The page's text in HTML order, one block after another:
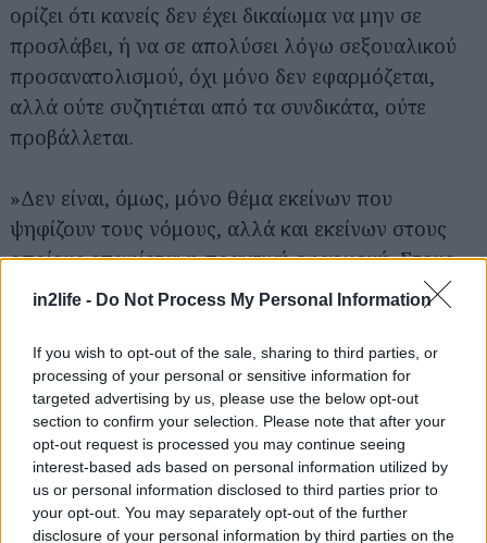
in2life - Do Not Process My Personal Information
If you wish to opt-out of the sale, sharing to third parties, or
processing of your personal or sensitive information for
targeted advertising by us, please use the below opt-out
section to confirm your selection. Please note that after your
opt-out request is processed you may continue seeing
interest-based ads based on personal information utilized by
us or personal information disclosed to third parties prior to
your opt-out. You may separately opt-out of the further
disclosure of your personal information by third parties on the
ορίζει ότι κανείς δεν έχει δικαίωμα να μην σε
προσλάβει, ή να σε απολύσει λόγω σεξουαλικού
προσανατολισμού, όχι μόνο δεν εφαρμόζεται,
αλλά ούτε συζητιέται από τα συνδικάτα, ούτε
προβάλλεται.
»Δεν είναι, όμως, μόνο θέμα εκείνων που
ψηφίζουν τους νόμους, αλλά και εκείνων στους
οποίους επαφίεται η πρακτική εφαρμογή. Στους
δικαστικούς κύκλους υπάρχει τεράστια άγνοια επί
πεις ότι σε χτύπησαν στον δρόμο επειδή είσαι
λεσβία», εγώ θα επιμείνω; Στον Συνήγορο του
Πολίτη, για να γίνει οποιαδήποτε καταγγελία
πρέπει να είναι επώνυμη. Αν εγώ δεν θέλω να
μάθει η μαμά μου, η γιαγιά μου ή οι γείτονές μου
τον σεξουαλικό μου προσανατολισμό, πώς μπορώ
να κάνω καταγγελία; Δεν μπορώ.